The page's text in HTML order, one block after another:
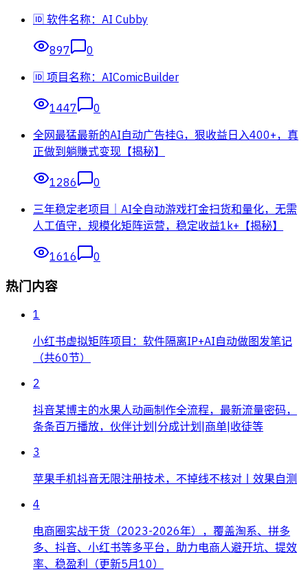
🆔 软件名称：AI Cubby
897
0
🆔 项目名称：AIComicBuilder
1447
0
全网最猛最新的AI自动广告挂G，狠收益日入400+，真
正做到躺賺式变现【揭秘】
1286
0
三年稳定老项目｜AI全自动游戏打金扫货和量化，无需
人工值守，规模化矩阵运营，稳定收益1k+【揭秘】
1616 0
热门内容
1
小红书虚拟矩阵项目：软件隔离IP+AI自动做图发笔记
（共60节）
2
抖音某博主的水果人动画制作全流程，最新流量密码，
条条百万播放，伙伴计划|分成计划|商单|收徒等
3
苹果手机抖音无限注册技术，不掉线不核对丨效果自测
4
电商圈实战干货（2023-2026年），覆盖淘系、拼多
多、抖音、小红书等多平台，助力电商人避开坑、提效
率、稳盈利（更新5月10）